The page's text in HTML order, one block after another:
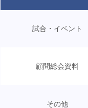
試合・イベント
顧問総会資料
その他